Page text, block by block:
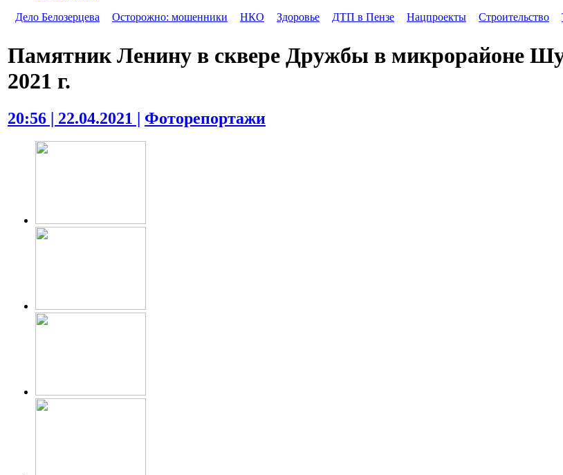
Дело Белозерцева
Осторожно: мошенники НКО Здоровье ДТП в Пензе Нацпроекты Строительство
Памятник Ленину в сквере Дружбы в микрорайоне
2021 г.
20:56 | 22.04.2021 | Фоторепортажи